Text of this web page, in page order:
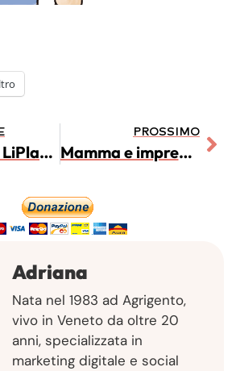
Instax Mini LiPlay: Guida completa alla fotocamera istantanea ibrida
PROSSIMO
Mamma e imprenditrice: cinque consigli per gestire figli e Partita IVA
Adriana
Nata nel 1983 ad Agrigento,
vivo in Veneto da oltre 20
anni, specializzata in
marketing digitale e social